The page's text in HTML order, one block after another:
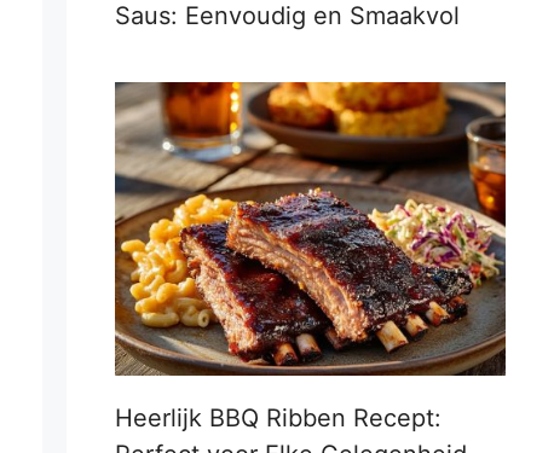
Saus: Eenvoudig en Smaakvol
Heerlijk BBQ Ribben Recept: